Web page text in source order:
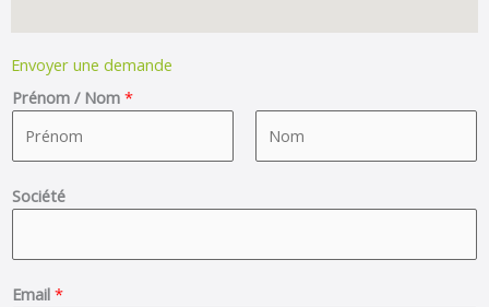
Envoyer une demande
Prénom / Nom *
iSociété
Email *